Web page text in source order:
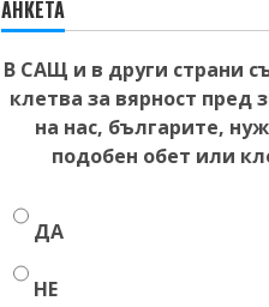
АНКЕТА
В САЩ и в други страни
клетва за вярност пред
на нас, българите,
подобен обет или
ДА
НЕ